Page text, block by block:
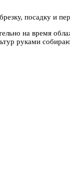
посадку и
на время
руками